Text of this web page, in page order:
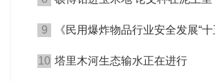
9 《民用爆炸物品行业安全发展“
10 塔里木河生态输水正在进行